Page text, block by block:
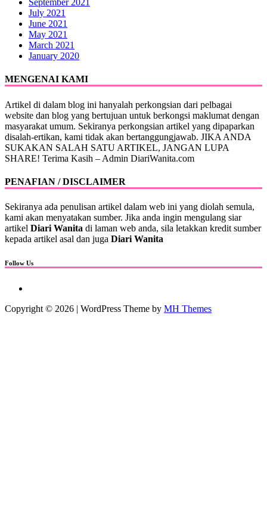
September 2021
July 2021
June 2021
May 2021
March 2021
January 2020
MENGENAI KAMI
Artikel di dalam blog ini hanyalah perkongsian dari pelbagai
website dan blog yang bertujuan untuk berkongsi maklumat dengan
masyarakat umum. Sekiranya perkongsian artikel yang dipaparkan
disalah-ertikan, kami tidak akan bertanggungjawab. JIKA ANDA
SUKAKAN SALAH SATU ARTIKEL, JANGAN LUPA
SHARE! Terima Kasih – Admin DiariWanita.com
PENAFIAN / DISCLAIMER
Sekiranya ada penulisan artikel dalam web ini yang diolah semula,
kami akan menyatakan sumber. Jika anda ingin mengulang siar
artikel Diari Wanita di laman web anda, sila letakkan kredit sumber
kepada artikel asal dan juga Diari Wanita
Follow Us
Copyright © 2026 | WordPress Theme by MH Themes